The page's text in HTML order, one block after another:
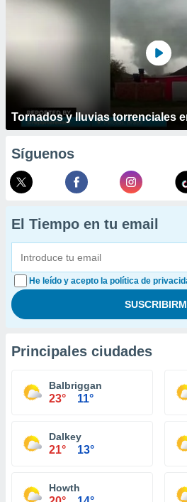
Tornados y lluvias torrenciales
Síguenos
El Tiempo en tu email
He leído y acepto la política de
Principales ciudades
Balbriggan
23° 11°
Dalkey
21° 13°
Howth